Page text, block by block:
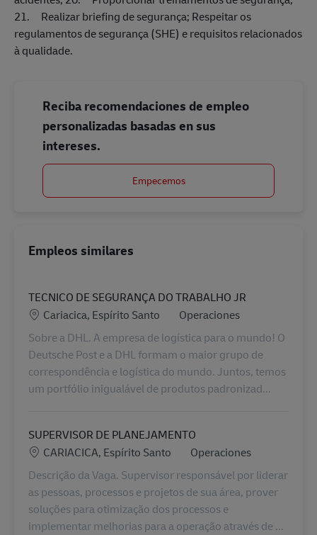
21. Realizar briefing de segurança; Respeitar os
regulamentos de segurança (SHE) e requisitos relacionados
à qualidade.
Reciba recomendaciones de empleo
personalizadas basadas en sus
intereses.
Empecemos
Empleos similares
TECNICO DE SEGURANÇA DO TRABALHO JR
Ubicación
Cariacica, Espírito Santo Categoría
Operaciones
Sobre a DHL. A empresa de logística para o mundo! O
Deutsche Post e a DHL formam o maior grupo de
correspondência e logística do mundo. Juntos, temos
um portfólio inigualável de produtos padronizad...
SUPERVISOR DE PLANEJAMENTO
Ubicación
CARIACICA, Espírito Santo Categoría
Operaciones
Descrição da Vaga. Supervisor responsável por liderar
as pessoas, processos e projetos de sua área, prover
soluções para otimização dos processos e
implementar melhorias para a operação através de ...